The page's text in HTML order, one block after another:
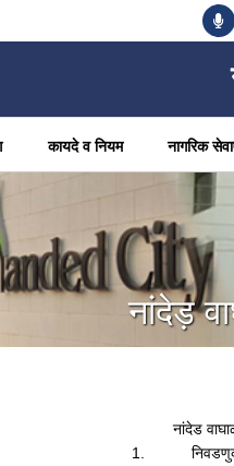
कायदे व नियम नागरिक
नांदेड़
नांदेड
1.